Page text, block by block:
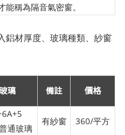
能稱為隔音氣密窗。
鋁材厚度、玻璃種類、紗窗
璃 備註 價格
通玻璃
有紗窗
360/平方